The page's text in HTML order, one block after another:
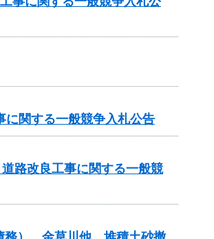
関する一般競争入札公告
路改良工事に関する一般競